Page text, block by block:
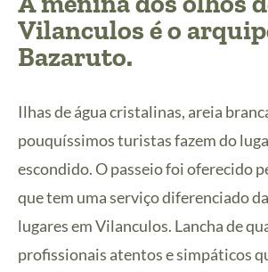
Vilanculos é o
Bazaruto.
Ilhas de água cristalinas, areia
pouquíssimos turistas fazem do
escondido. O passeio foi oferecido
que tem uma serviço diferenciado
lugares em Vilanculos. Lancha de
profissionais atentos e simpáticos